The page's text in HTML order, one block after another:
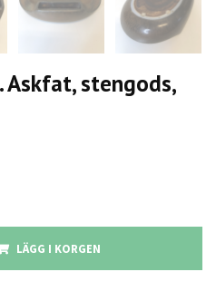
Askfat, stengods,
LÄGG I KORGEN